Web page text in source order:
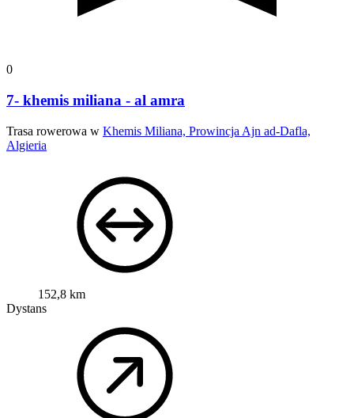
0
7- khemis miliana - al amra
Trasa rowerowa w Khemis Miliana, Prowincja Ajn ad-Dafla,
Algieria
152,8 km
Dystans